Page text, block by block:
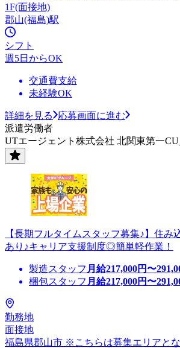
1F(面接地)
郡山(福島)駅
シフト
週5日からOK
交通費支給
未経験OK
詳細を見る
応募画面に進む
派遣労働者
UTエージェント株式会社 北関東第一
【長期フルタイムスタッフ募集♪】住
あり♪キャリア支援制度◎簡単軽作業！
製造スタッフ 月給217,000円〜
梱包スタッフ 月給217,000円〜
勤務地
面接地
福島県郡山市 ※こちらは募集エリアと